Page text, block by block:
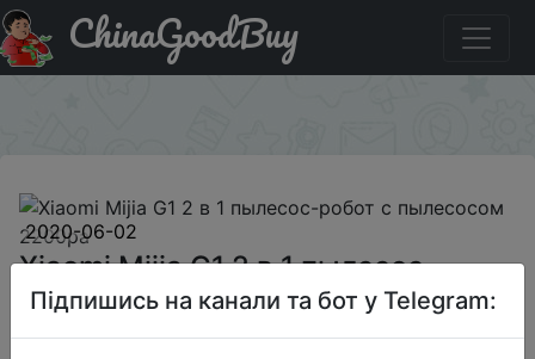
Придбати по знижці BGXMGRC Xiaomi Mijia G1 2 в 1
пылесос-робот с пылесосом 2200pa
ChinaGoodBuy
2020-06-02
Xiaomi Mijia G1 2 в 1 пылесос-
робот с пылесосом 2200pa
Підпишись на канали та бот у Telegram: